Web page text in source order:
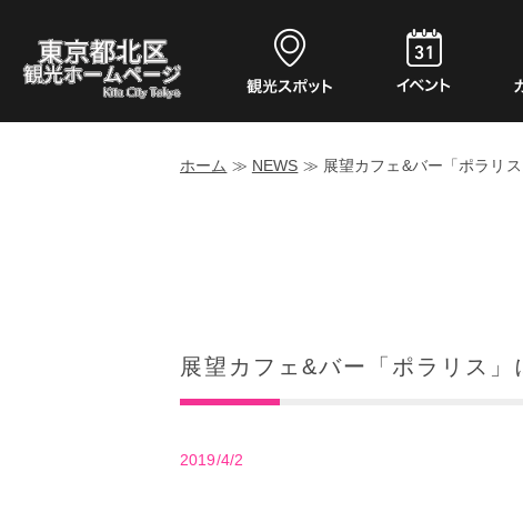
ホーム ≫ NEWS ≫ 展望カフェ&バー「ポラリ
展望カフェ&バー「ポラリス」
2019/4/2